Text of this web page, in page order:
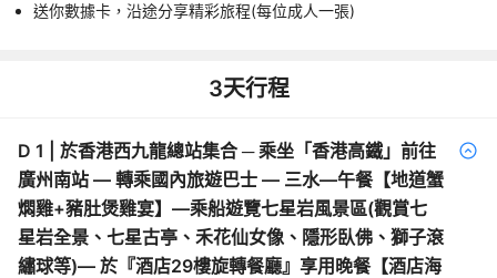
送你數據卡，沿途分享精彩旅程(每位成人一張)
3天行程
D 1
於香港西九龍總站集合 ─ 乘坐「香港高鐵」前往
廣州南站 — 轉乘國內旅遊巴士 — 三水—午餐【地道蟹
燜雞+豬肚煲雞宴】—乘船遊覽七星岩風景區(觀賞七
星岩全景、七星古亭、禾花仙女像、隱形臥佛、獅子滾
繡球等)— 於『酒店29樓旋轉餐廳』享用晚餐【酒店海